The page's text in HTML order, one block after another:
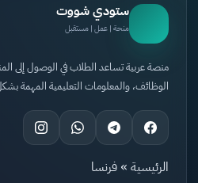
ستودي شووت
منحة | عمل | مستقبل
منصة عربية تساعد الطلاب في الوصول إلى
الوظائف، والمعلومات التعليمية المهمة
الرئيسية » فرنسا